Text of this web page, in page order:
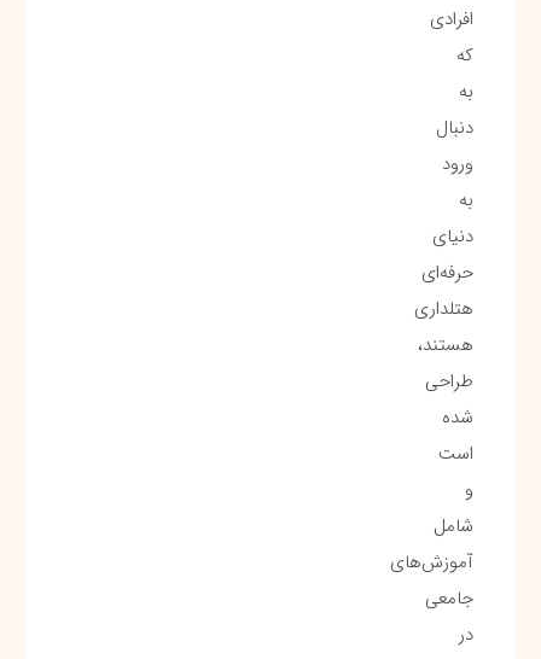
افرادی
که
به
دنبال
ورود
به
دنیای
حرفه‌ای
هتلداری
هستند،
طراحی
شده
است
و
شامل
آموزش‌های
جامعی
در